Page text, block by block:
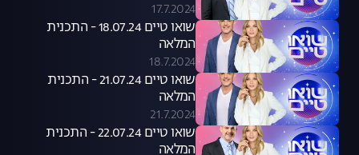
17.7.2024
שואו טיים 18.07.24 - התכנית
המלאה
18.7.2024
שואו טיים 21.07.24 - התכנית
המלאה
21.7.2024
שואו טיים 22.07.24 - התכנית
המלאה